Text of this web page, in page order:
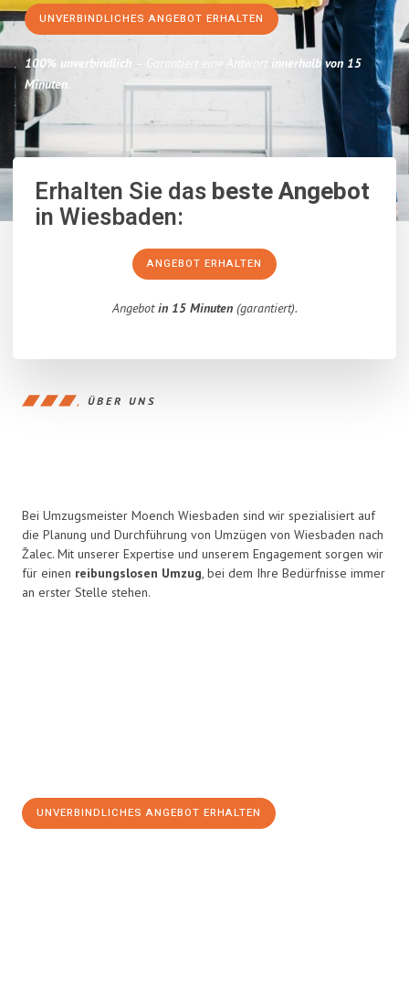
UNVERBINDLICHES ANGEBOT ERHALTEN
100% unverbindlich – Garantiert eine Antwort innerhalb von 15
Minuten.
Erhalten Sie dasbeste Angebot
in Wiesbaden:
ANGEBOT ERHALTEN
Angebotin 15 Minuten(garantiert).
ÜBER UNS
Bei Umzugsmeister Moench Wiesbaden sind wir spezialisiert auf
die Planung und Durchführung von Umzügen von Wiesbaden nach
Žalec. Mit unserer Expertise und unserem Engagement sorgen wir
für einen reibungslosen Umzug, bei dem Ihre Bedürfnisse immer
an erster Stelle stehen.
UNVERBINDLICHES ANGEBOT ERHALTEN